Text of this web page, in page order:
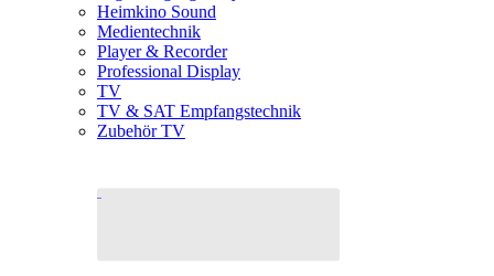
Heimkino Sound
Medientechnik
Player & Recorder
Professional Display
TV
TV & SAT Empfangstechnik
Zubehör TV